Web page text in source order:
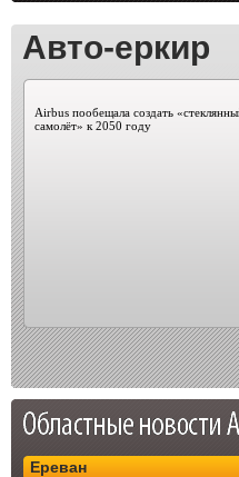
Авто-еркир
Airbus пообещала создать
самолёт» к 2050 году
Ереван